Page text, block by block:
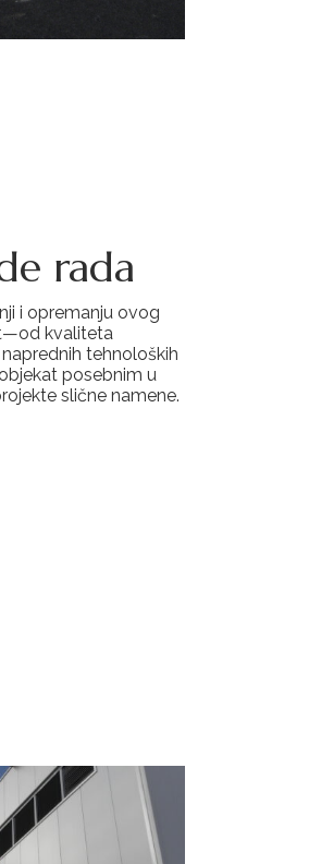
rada
i opremanju ovog
kvaliteta
tehnoloških
posebnim u
slične namene.